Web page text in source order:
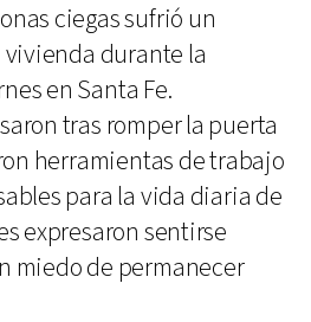
ciegas sufrió un
durante la
en Santa Fe.
tras romper la puerta
herramientas de trabajo
para la vida diaria de
expresaron sentirse
miedo de permanecer